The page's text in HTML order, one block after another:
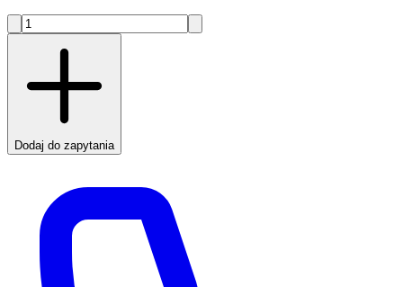
Dodaj do zapytania